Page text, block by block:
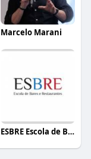
Marcelo Marani
ESBRE Escola de Bares e Restaurantes